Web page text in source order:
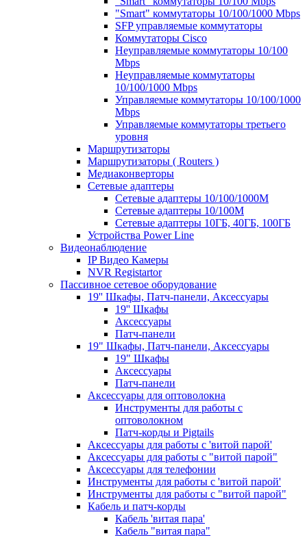
"Smart" коммутаторы 10/100/1000 Mbps
SFP управляемые коммутаторы
Коммутаторы Cisco
Неуправляемые коммутаторы 10/100
Mbps
Неуправляемые коммутаторы
10/100/1000 Mbps
Управляемые коммутаторы 10/100/1000
Mbps
Управляемые коммутаторы третьего
уровня
Маршрутизаторы
Маршрутизаторы ( Routers )
Медиаконверторы
Сетевые адаптеры
Сетевые адаптеры 10/100/1000М
Сетевые адаптеры 10/100M
Сетевые адаптеры 10ГБ, 40ГБ, 100ГБ
Устройства Power Line
Видеонаблюдение
IP Видео Камеры
NVR Registartor
Пассивное сетевое оборудование
19'' Шкафы, Патч-панели, Аксессуары
19'' Шкафы
Аксессуары
Патч-панели
19" Шкафы, Патч-панели, Аксессуары
19" Шкафы
Аксессуары
Патч-панели
Аксессуары для оптоволокна
Инструменты для работы с
оптоволокном
Патч-корды и Pigtails
Аксессуары для работы с 'витой парой'
Аксессуары для работы с "витой парой"
Аксессуары для телефонии
Инструменты для работы с 'витой парой'
Инструменты для работы с "витой парой"
Кабель и патч-корды
Кабель 'витая пара'
Кабель "витая пара"